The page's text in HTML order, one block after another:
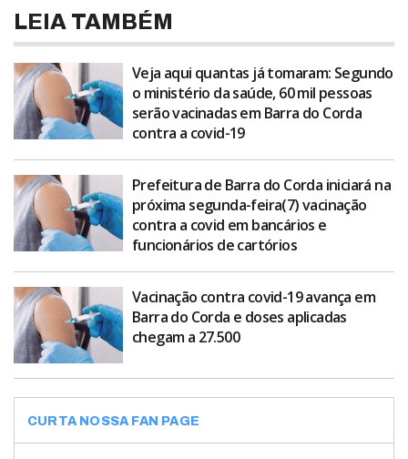
LEIA TAMBÉM
Veja aqui quantas já tomaram: Segundo
o ministério da saúde, 60 mil pessoas
serão vacinadas em Barra do Corda
contra a covid-19
Prefeitura de Barra do Corda iniciará na
próxima segunda-feira(7) vacinação
contra a covid em bancários e
funcionários de cartórios
Vacinação contra covid-19 avança em
Barra do Corda e doses aplicadas
chegam a 27.500
CURTA NOSSA FAN PAGE